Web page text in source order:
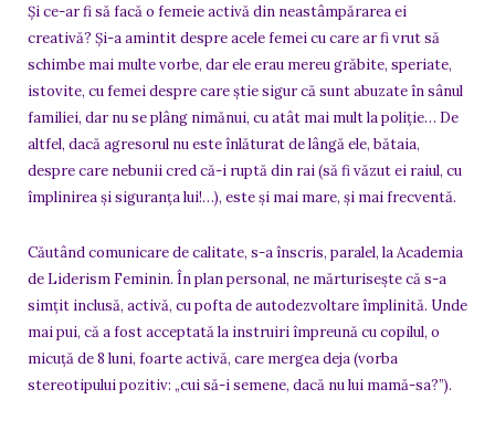
Și ce-ar fi să facă o femeie activă din neastâmpărarea ei
creativă? Și-a amintit despre acele femei cu care ar fi vrut să
schimbe mai multe vorbe, dar ele erau mereu grăbite, speriate,
istovite, cu femei despre care știe sigur că sunt abuzate în sânul
familiei, dar nu se plâng nimănui, cu atât mai mult la poliție… De
altfel, dacă agresorul nu este înlăturat de lângă ele, bătaia,
despre care nebunii cred că-i ruptă din rai (să fi văzut ei raiul, cu
împlinirea și siguranța lui!…), este și mai mare, și mai frecventă.
Căutând comunicare de calitate, s-a înscris, paralel, la Academia
de Liderism Feminin. În plan personal, ne mărturisește că s-a
simțit inclusă, activă, cu pofta de autodezvoltare împlinită. Unde
mai pui, că a fost acceptată la instruiri împreună cu copilul, o
micuță de 8 luni, foarte activă, care mergea deja (vorba
stereotipului pozitiv: „cui să-i semene, dacă nu lui mamă-sa?”).